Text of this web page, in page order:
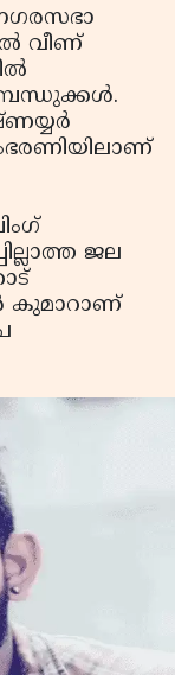
വീണ്
ജല
കുമാറാണ്